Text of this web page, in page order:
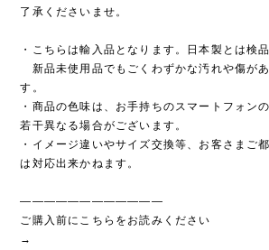
了承くださいませ。
・こちらは輸入品となります。日本製とは検
新品未使用品でもごくわずかな汚れや傷が
す。
・商品の色味は、お手持ちのスマートフォン
若干異なる場合がございます。
・イメージ違いやサイズ交換等、お客さまご
は対応出来かねます。
————————————
ご購入前にこちらをお読みください
→